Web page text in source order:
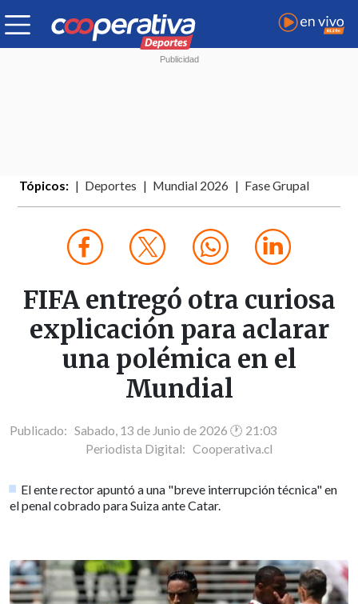
Tópicos: Deportes Mundial 2026 Fase Grupal
FIFA entregó otra curiosa
explicación para aclarar
una polémica en el
Mundial
Publicado: Sabado, 13 de Junio de 2026 🕐 21:03
Periodista Digital: Cooperativa.cl
El ente rector apuntó a una "breve interrupción técnica" en
el penal cobrado para Suiza ante Catar.